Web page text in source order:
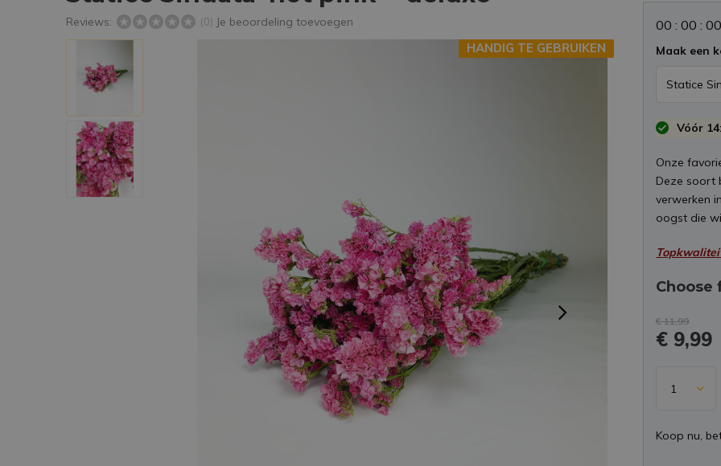
Reviews: (0) Je beoordeling toevoegen
HANDIG TE GEBRUIKEN
00 :00 :00
Maak een
Vóór
Onze
Deze soort
verwerken
oogst die
Choose
€ 11,99
€ 9,99
Koop nu,